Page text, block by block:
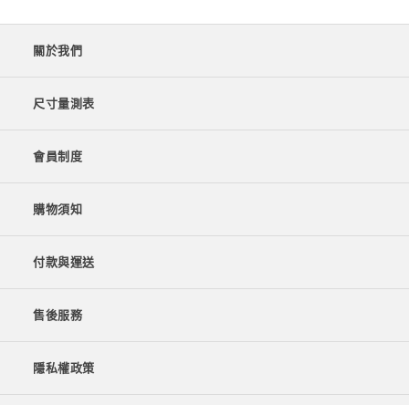
關於我們
尺寸量測表
會員制度
購物須知
付款與運送
售後服務
隱私權政策